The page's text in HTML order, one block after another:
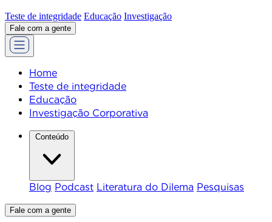
Teste de integridade Educação Investigação
Fale com a gente
Home
Teste de integridade
Educação
Investigação Corporativa
Blog Podcast Literatura do Dilema Pesquisas
Fale com a gente